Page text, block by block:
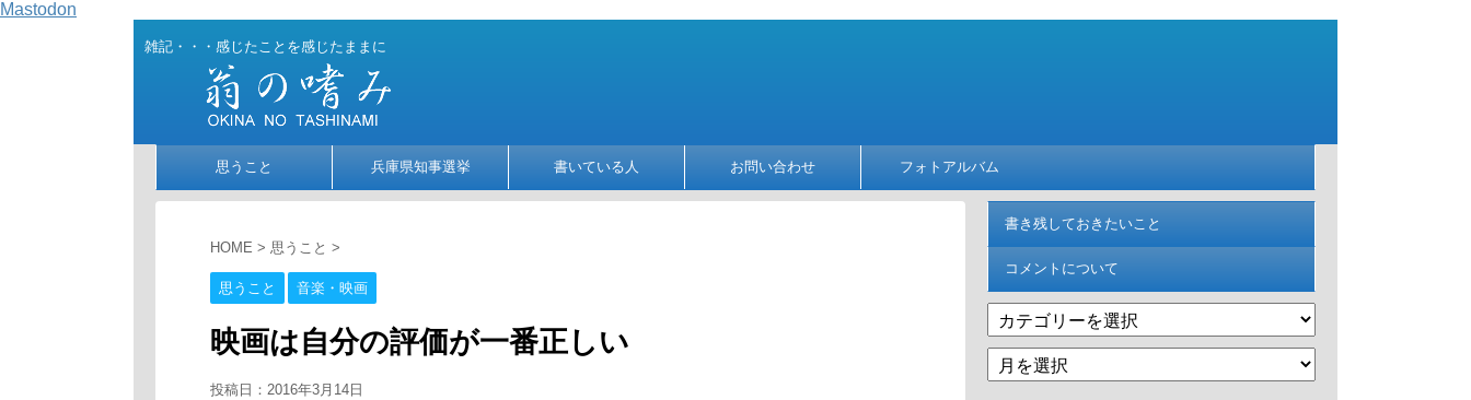
Mastodon
雑記・・・感じたことを感じたままに
思うこと 兵庫県知事選挙 書いている人 お問い合わせ フォトアルバム
HOME > 思うこと >
思うこと 音楽・映画
映画は自分の評価が一番正しい
投稿日： 2016年3月14日
書き残しておきたいこと
コメントについて
テ
ゴ
リ
過
去